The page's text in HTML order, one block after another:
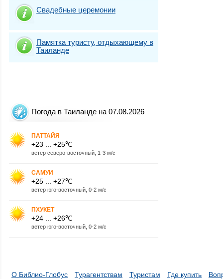
Свадебные церемонии
Памятка туристу, отдыхающему в
Таиланде
Погода в Таиланде на 07.08.2026
ПАТТАЙЯ
+23 ... +25℃
ветер северо-восточный, 1-3 м/с
САМУИ
+25 ... +27℃
ветер юго-восточный, 0-2 м/с
ПХУКЕТ
+24 ... +26℃
ветер юго-восточный, 0-2 м/с
О Библио-Глобус Турагентствам Туристам Где купить